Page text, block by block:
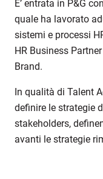
E’ entrata in P&G
quale ha lavorato ad
sistemi e processi
HR Business Partner
Brand.
In qualità di Talent
definire le strategie
stakeholders,
avanti le strategie